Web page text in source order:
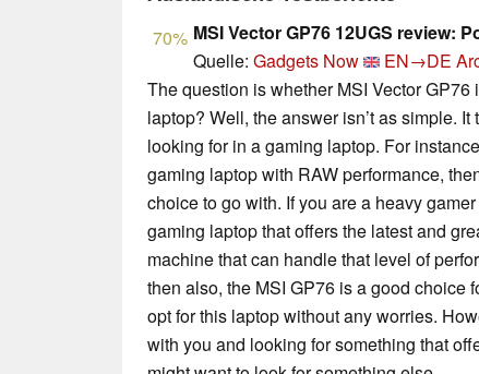
70% MSI Vector GP76 12UGS review:
Quelle: Gadgets Now EN→DE
The question is whether MSI Vector
laptop? Well, the answer isn’t as simple.
looking for in a gaming laptop. For
gaming laptop with RAW performance,
choice to go with. If you are a heavy
gaming laptop that offers the latest and
machine that can handle that level of
then also, the MSI GP76 is a good choice
opt for this laptop without any worries.
with you and looking for something that